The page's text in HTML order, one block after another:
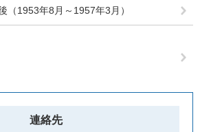
（1953年8月～1957年3月）
連絡先